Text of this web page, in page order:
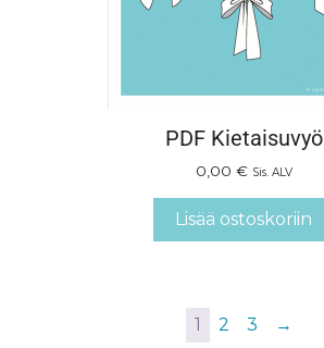
PDF Kietaisuvyö
0,00 € Sis. ALV
Lisää ostoskoriin
1 2 3 →